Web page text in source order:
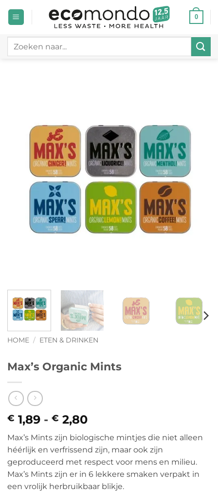
naar
0
Zoeken
HOME / ETEN & DRINKEN
Max’s Organic Mints
€ 1,89 - € 2,80
€ 1,89
tot
€ 2,80
Max’s Mints zijn biologische mintjes die niet alleen
héérlijk en verfrissend zijn, maar ook zijn
geproduceerd met respect voor mens en milieu.
Max’s Mints zijn er in 6 lekkere smaken verpakt in
een vrolijk herbruikbaar blikje.